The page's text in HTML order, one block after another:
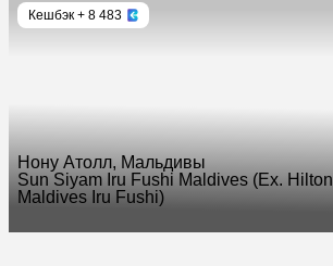
Кешбэк + 8 483
Нону Атолл, Мальдивы
Sun Siyam Iru Fushi Maldives (Ex. Hilton
Maldives Iru Fushi)